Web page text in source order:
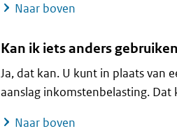
Naar boven
Kan ik iets anders
Ja, dat kan. U kunt in plaats van
aanslag inkomstenbelasting.
Naar boven